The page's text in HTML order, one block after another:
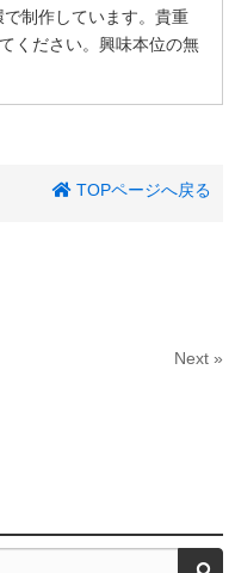
制作しています。貴重
ください。興味本位の無
TOPページへ戻る
Next »
検